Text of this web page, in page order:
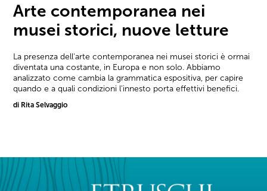
Arte contemporanea nei
musei storici, nuove letture
La presenza dell'arte contemporanea nei musei storici è ormai
diventata una costante, in Europa e non solo. Abbiamo
analizzato come cambia la grammatica espositiva, per capire
quando e a quali condizioni l'innesto porta effettivi benefici.
di Rita Selvaggio